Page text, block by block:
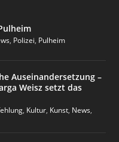
, Polizei, Pulheim
Auseinandersetzung –
Weisz setzt das
, Kultur, Kunst, News,